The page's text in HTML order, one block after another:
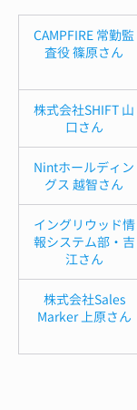
CAMPFIRE 常勤監
査役 篠原さん
株式会社SHIFT 山
口さん
Nintホールディン
グス 越智さん
イングリウッド情
報システム部・吉
江さん
株式会社Sales
Marker 上原さん